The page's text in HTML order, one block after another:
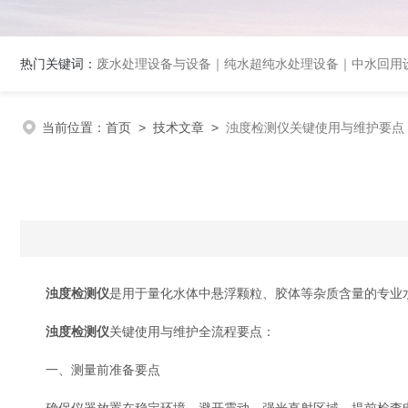
热门关键词： 废水处理设备与设备｜纯水超纯水处理设备｜中水回用设备｜
当前位置： 首页 > 技术文章 > 浊度检测仪关键使用与维护要点
浊度检测仪是用于量化水体中悬浮颗粒、胶体等杂质含量的专
浊度检测仪关键使用与维护全流程要点：
一、测量前准备要点